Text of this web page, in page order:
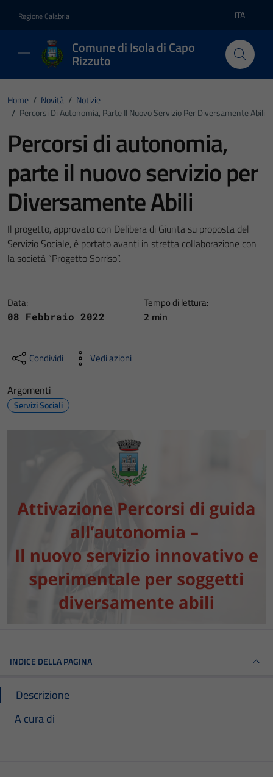
Regione Calabria Lingua
ITA
Comune di Isola di Capo
Rizzuto
Home / Novità / Notizie
/ Percorsi Di Autonomia, Parte Il Nuovo Servizio Per Diversamente Abili
Percorsi di autonomia,
parte il nuovo servizio per
Diversamente Abili
Il progetto, approvato con Delibera di Giunta su proposta del
Servizio Sociale, è portato avanti in stretta collaborazione con
la società “Progetto Sorriso”.
Data:
08 Febbraio 2022
Tempo di lettura:
2 min
Condividi Vedi azioni
Argomenti
Servizi Sociali
INDICE DELLA PAGINA
Descrizione
A cura di